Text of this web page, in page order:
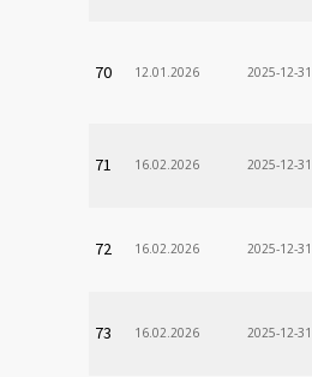
70 12.01.2026 2025-12-31
71 16.02.2026 2025-12-31
72 16.02.2026 2025-12-31
73 16.02.2026 2025-12-31